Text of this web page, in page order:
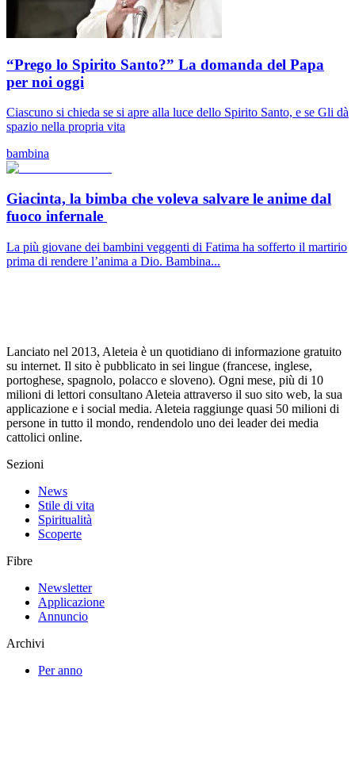
“Prego lo Spirito Santo?” La domanda del Papa
per noi oggi
Ciascuno si chieda se si apre alla luce dello Spirito Santo, e se Gli dà
spazio nella propria vita
bambina
Giacinta, la bimba che voleva salvare le anime dal
fuoco infernale
La più giovane dei bambini veggenti di Fatima ha sofferto il martirio
prima di rendere l’anima a Dio. Bambina...
Lanciato nel 2013, Aleteia è un quotidiano di informazione gratuito
su internet. Il sito è pubblicato in sei lingue (francese, inglese,
portoghese, spagnolo, polacco e sloveno). Ogni mese, più di 10
milioni di lettori consultano Aleteia attraverso il suo sito web, la sua
applicazione e i social media. Aleteia raggiunge quasi 50 milioni di
persone in tutto il mondo, rendendolo uno dei leader dei media
cattolici online.
Sezioni
News
Stile di vita
Spiritualità
Scoperte
Fibre
Newsletter
Applicazione
Annuncio
Archivi
Per anno